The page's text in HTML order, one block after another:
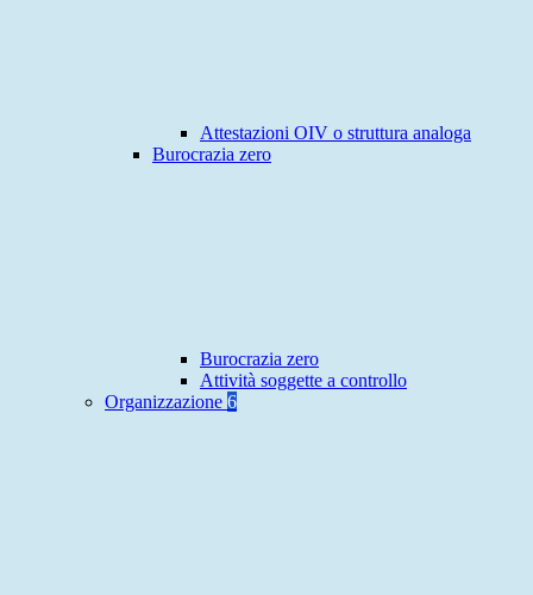
Attestazioni OIV o struttura analoga
Burocrazia zero
Burocrazia zero
Attività soggette a controllo
Organizzazione 6